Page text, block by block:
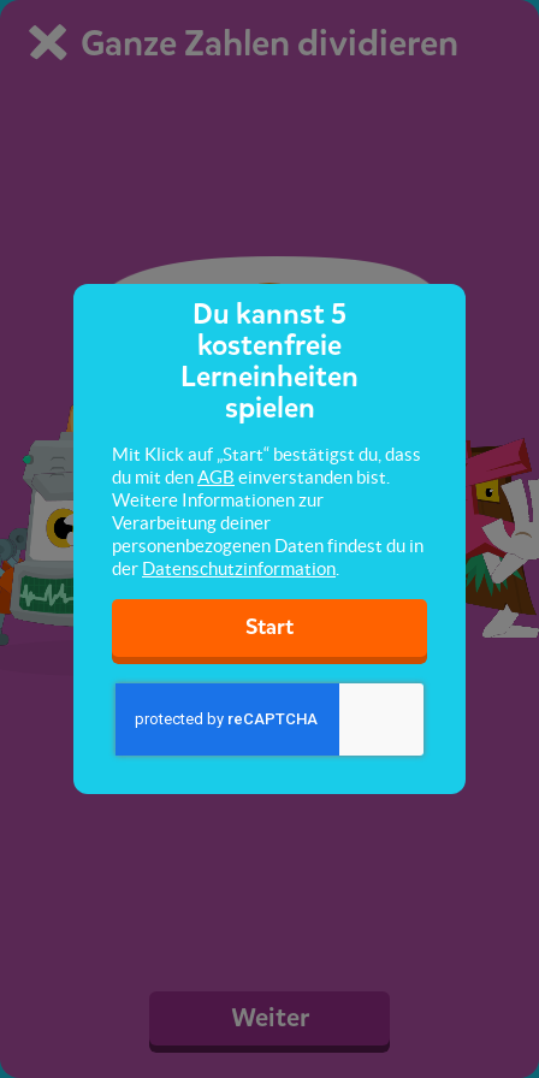
Ganze Zahlen dividieren
Weiter
Du kannst 5
kostenfreie
Lerneinheiten
spielen
Mit Klick auf „Start“ bestätigst du, dass
du mit denAGB einverstanden bist.
Weitere Informationen zur
Verarbeitung deiner
personenbezogenen Daten findest du in
der Datenschutzinformation
Start